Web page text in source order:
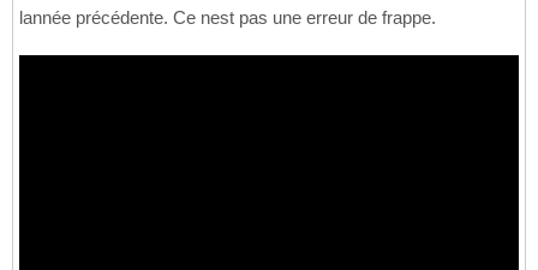
lannée précédente. Ce nest pas une erreur de frappe.